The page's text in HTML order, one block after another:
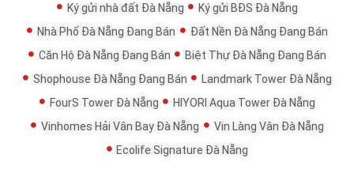
Ký gửi nhà đất Đà Nẵng
Ký gửi BĐS Đà Nẵng
Nhà Phố Đà Nẵng Đang Bán
Đất Nền Đà Nẵng Đang Bán
Căn Hộ Đà Nẵng Đang Bán
Biệt Thự Đà Nẵng Đang Bán
Shophouse Đà Nẵng Đang Bán
Landmark Tower Đà Nẵng
FourS Tower Đà Nẵng
HIYORI Aqua Tower Đà Nẵng
Vinhomes Hải Vân Bay Đà Nẵng
Vin Làng Vân Đà Nẵng
Ecolife Signature Đà Nẵng